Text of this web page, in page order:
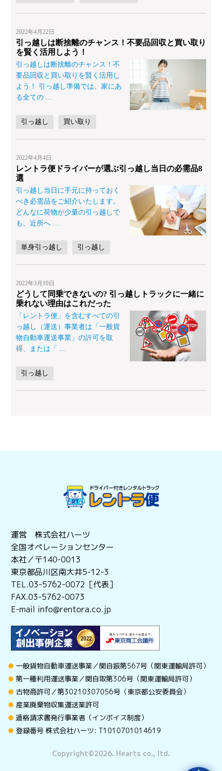
2022年4月22日
引っ越しは断捨離のチャンス！不要品回収と買い取り
を賢く活用しよう！
引っ越しは断捨離のチャンス！不
要品回収と買い取りを賢く活用し
よう！ 引っ越し準備では、家にあ
る全ての
引っ越し 買い取り
2022年4月4日
レントラ便ドライバーが選ぶ引っ越し当日の必需品8
選
引っ越し当日に手元に持っておく
べき必需品をご紹介いたします。
どんなに荷物が少量の引っ越しで
も、近所へ …
単身引っ越し 引っ越し
2022年3月10日
どうして同乗できないの? 引っ越しトラックに一緒に
乗れない理由はこれだった
「レントラ便」を含むすべての引
っ越し（運送）事業者は「一般貨
物自動車運送事業」の許可を取
得、または「
引っ越し
運営 株式会社ハーツ
全国オペレーションセンター
本社／〒140-0013
東京都品川区南大井5-12-3
TEL.03-5762-0072［代表］
FAX.03-5762-0073
E-mail info@rentora.co.jp
一般貨物自動車運送事業／関自振第567号（関東運輸局許可）
第一種利用運送事業／関自取第306号（関東運輸局許可）
古物商許可／第30210307056号（東京都公安委員会）
産業廃棄物収集運送業許可
適格請求書発行事業者（インボイス制度）
登録番号 株式会社ハーツ: T1010701014619
Copyright©︎2026. Hearts co., ltd.